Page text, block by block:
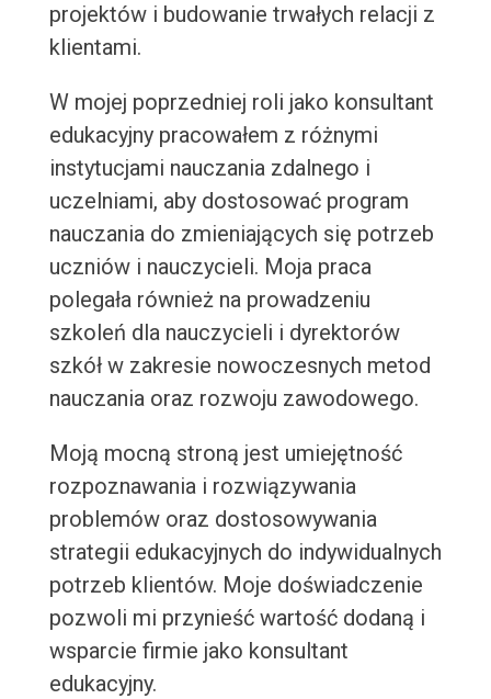
projektów i budowanie trwałych relacji z
klientami.
W mojej poprzedniej roli jako konsultant
edukacyjny pracowałem z różnymi
instytucjami nauczania zdalnego i
uczelniami, aby dostosować program
nauczania do zmieniających się potrzeb
uczniów i nauczycieli. Moja praca
polegała również na prowadzeniu
szkoleń dla nauczycieli i dyrektorów
szkół w zakresie nowoczesnych metod
nauczania oraz rozwoju zawodowego.
Moją mocną stroną jest umiejętność
rozpoznawania i rozwiązywania
problemów oraz dostosowywania
strategii edukacyjnych do indywidualnych
potrzeb klientów. Moje doświadczenie
pozwoli mi przynieść wartość dodaną i
wsparcie firmie jako konsultant
edukacyjny.